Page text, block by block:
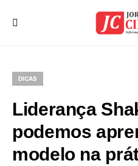
DICAS
Liderança
podemos
modelo na